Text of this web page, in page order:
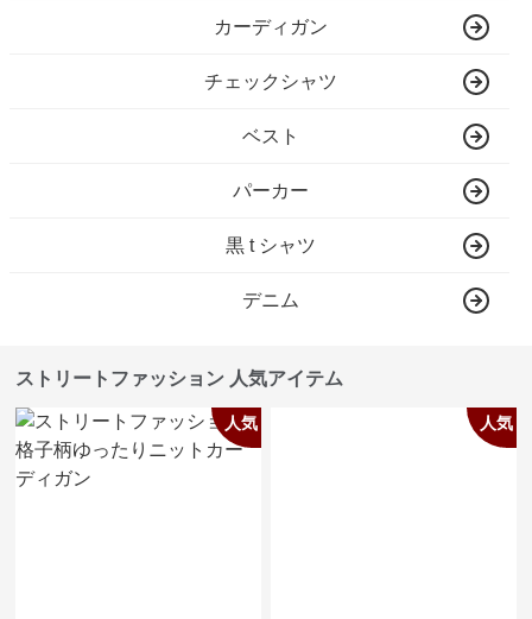
カーディガン
チェックシャツ
ベスト
パーカー
黒 t シャツ
デニム
ストリートファッション 人気アイテム
人気 人気